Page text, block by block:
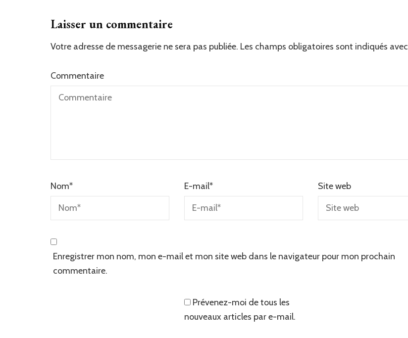
Laisser un commentaire
Votre adresse de messagerie ne sera pas publiée. Les champs obligatoires sont indiqués avec
Commentaire
Nom* E-mail* Site web
Enregistrer mon nom, mon e-mail et mon site web dans le navigateur pour mon prochain
commentaire.
Prévenez-moi de tous les
nouveaux articles par e-mail.